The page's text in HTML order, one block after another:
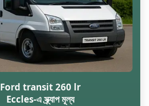
Ford transit 260 lr
Eccles-এ স্ক্র্যাপ মূল্য